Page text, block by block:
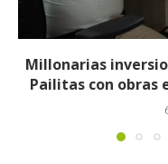
Hace 80 años
escriben